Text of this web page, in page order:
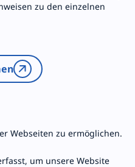
zu den einzelnen
Webseiten zu ermöglichen.
um unsere Website